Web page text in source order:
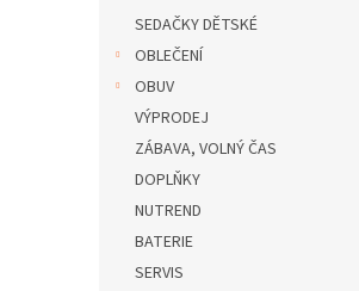
SEDAČKY DĚTSKÉ
OBLEČENÍ
OBUV
VÝPRODEJ
ZÁBAVA, VOLNÝ ČAS
DOPLŇKY
NUTREND
BATERIE
SERVIS